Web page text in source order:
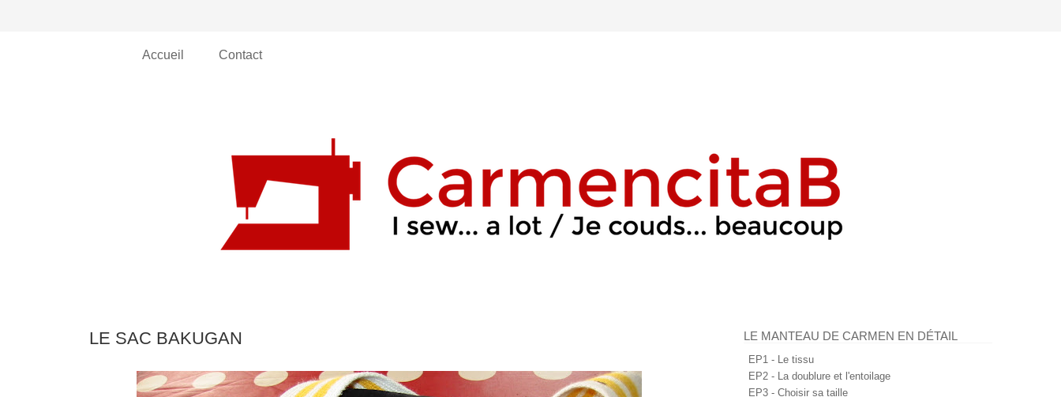
Accueil Contact
LE SAC BAKUGAN LE MANTEAU DE CARMEN EN DÉTAIL
EP1 - Le tissu
EP2 - La doublure et l'entoilage
EP3 - Choisir sa taille